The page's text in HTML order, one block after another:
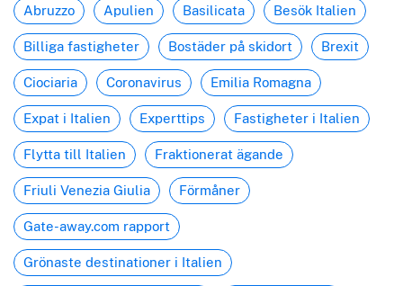
Abruzzo Apulien Basilicata Besök Italien
Billiga fastigheter Bostäder på skidort Brexit
Ciociaria Coronavirus Emilia Romagna
Expat i Italien Experttips Fastigheter i Italien
Flytta till Italien Fraktionerat ägande
Friuli Venezia Giulia Förmåner
Gate-away.com rapport
Grönaste destinationer i Italien